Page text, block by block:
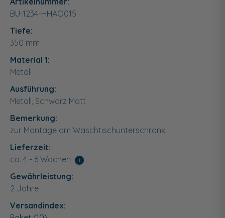
BU-1234-HHAO015
Tiefe:
350 mm
Material 1:
Metall
Ausführung:
Metall, Schwarz Matt
Bemerkung:
zur Montage am Waschtischunterschrank
Lieferzeit:
ca. 4 - 6 Wochen
i
Gewährleistung:
2 Jahre
Versandindex: